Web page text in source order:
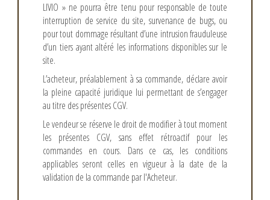
LIVIO » ne pourra être tenu pour responsable de toute
interruption de service du site, survenance de bugs, ou
pour tout dommage résultant d’une intrusion frauduleuse
d’un tiers ayant altéré les informations disponibles sur le
site.
L’acheteur, préalablement à sa commande, déclare avoir
la pleine capacité juridique lui permettant de s’engager
au titre des présentes CGV.
Le vendeur se réserve le droit de modifier à tout moment
les présentes CGV, sans effet rétroactif pour les
commandes en cours. Dans ce cas, les conditions
applicables seront celles en vigueur à la date de la
validation de la commande par l'Acheteur.